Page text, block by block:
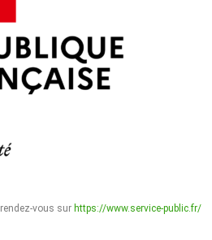
vous sur https://www.service-public.fr/